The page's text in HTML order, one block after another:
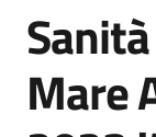
Salta al contenuto
Mare